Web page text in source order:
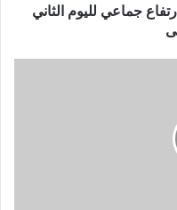
جماعي لليوم الثاني